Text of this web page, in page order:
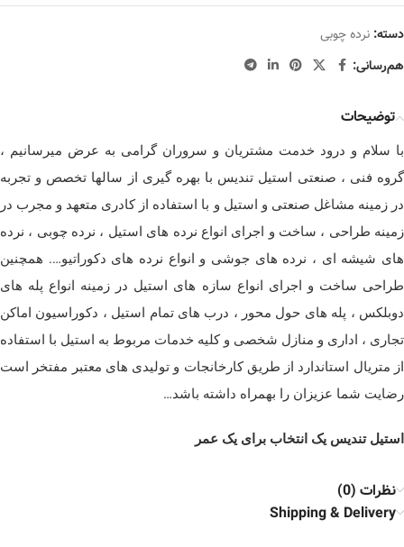
دسته: نرده چوبی
هم‌رسانی:
توضیحات
با سلام و درود خدمت مشتریان و سروران گرامی به عرض میرسانیم ،
گروه فنی ، صنعتی استیل تندیس با بهره گیری از سالها تخصص و تجربه
در زمینه مشاغل صنعتی و استیل و با استفاده از کادری متعهد و مجرب در
زمینه طراحی ، ساخت و اجرای انواع نرده های استیل ، نرده چوبی ، نرده
های شیشه ای ، نرده های جوشی و انواع نرده های دکوراتیو…. همچنین
طراحی ساخت و اجرای انواع سازه های استیل در زمینه انواع پله های
دوبلکس ، پله های حول محور ، درب های تمام استیل ، دکوراسیون اماکن
تجاری ، اداری و منازل شخصی و کلیه خدمات مربوط به استیل با استفاده
از متریال استاندارد از طریق کارخانجات و تولیدی های معتبر مفتخر است
رضایت شما عزیزان را بهمراه داشته باشد…
استیل تندیس یک انتخاب برای یک عمر
نظرات (0)
Shipping & Delivery